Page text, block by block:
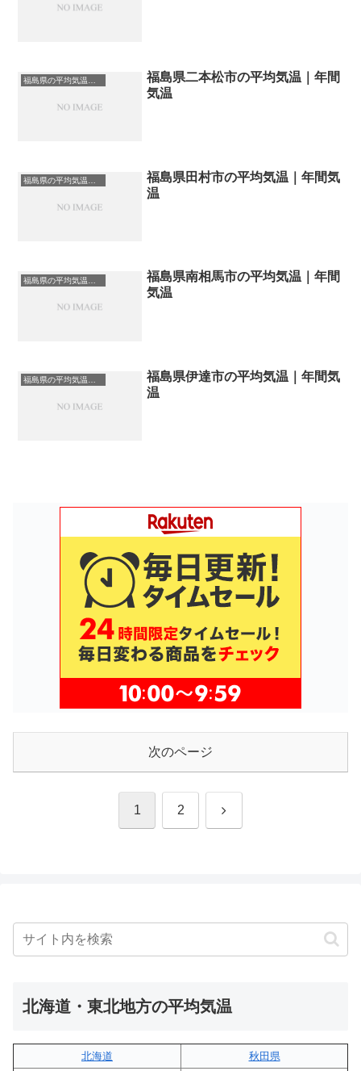
福島県の平均気温まとめ
福島県二本松市の平均気温｜年間
気温
福島県田村市の平均気温｜年間気
温
福島県南相馬市の平均気温｜年間
気温
福島県の平均気温まとめ
福島県伊達市の平均気温｜年間気
温
次のページ
1 2 次
北海道・東北地方の平均気温
北海道
秋田県